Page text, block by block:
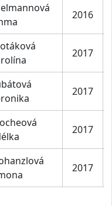
2016
2017
2017
2017
2017